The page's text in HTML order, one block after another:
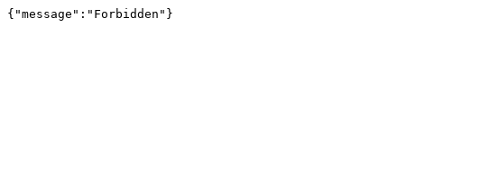
{"message":"Forbidden"}